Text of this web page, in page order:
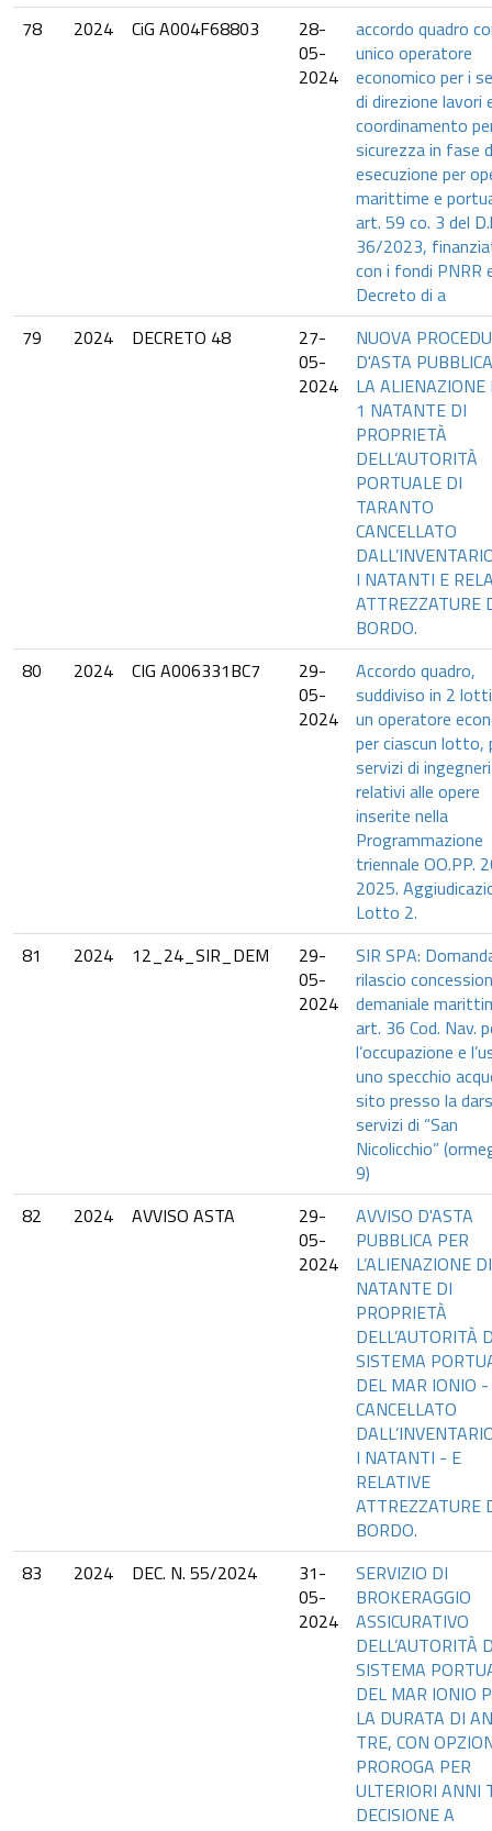
78
2024 CiG A004F68803
28-
05-
2024
accordo quadro
unico operatore
economico per i
di direzione lavori
coordinamento
sicurezza in fase
esecuzione per
marittime e
art. 59 co. 3 del
36/2023,
con i fondi PNRR
Decreto di a
79
2024 DECRETO 48
27-
05-
2024
NUOVA
D'ASTA
LA ALIENAZIONE
1 NATANTE DI
PROPRIETÀ
DELL’AUTORITÀ
PORTUALE DI
TARANTO
CANCELLATO
I NATANTI E
ATTREZZATURE
BORDO.
80
2024 CIG A006331BC7
29-
05-
2024
Accordo quadro,
suddiviso in 2
un operatore
per ciascun lotto,
servizi di
relativi alle opere
inserite nella
Programmazione
triennale OO.PP.
2025.
Lotto 2.
81
2024 12_24_SIR_DEM
29-
05-
2024
SIR SPA:
rilascio
demaniale
art. 36 Cod. Nav.
l’occupazione e
uno specchio
sito presso la
servizi di “San
Nicolicchio”
9)
82
2024 AVVISO ASTA
29-
05-
2024
AVVISO D'ASTA
PUBBLICA PER
L’ALIENAZIONE
NATANTE DI
PROPRIETÀ
DELL’AUTORITÀ
SISTEMA
DEL MAR IONIO -
CANCELLATO
I NATANTI - E
RELATIVE
ATTREZZATURE
BORDO.
83
2024 DEC. N. 55/2024
31-
05-
2024
SERVIZIO DI
BROKERAGGIO
ASSICURATIVO
DELL’AUTORITÀ
SISTEMA
DEL MAR IONIO
LA DURATA DI
TRE, CON
PROROGA PER
ULTERIORI ANNI
DECISIONE A